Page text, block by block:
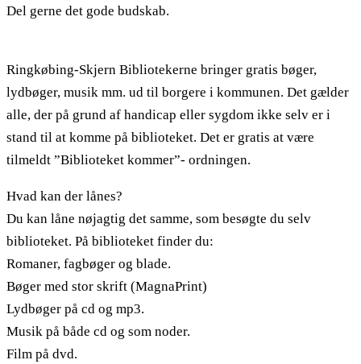
Del gerne det gode budskab.
Ringkøbing-Skjern Bibliotekerne bringer gratis bøger,
lydbøger, musik mm. ud til borgere i kommunen. Det gælder
alle, der på grund af handicap eller sygdom ikke selv er i
stand til at komme på biblioteket. Det er gratis at være
tilmeldt ”Biblioteket kommer”- ordningen.
Hvad kan der lånes?
Du kan låne nøjagtig det samme, som besøgte du selv
biblioteket. På biblioteket finder du:
Romaner, fagbøger og blade.
Bøger med stor skrift (MagnaPrint)
Lydbøger på cd og mp3.
Musik på både cd og som noder.
Film på dvd.